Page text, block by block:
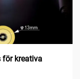
för kreativa